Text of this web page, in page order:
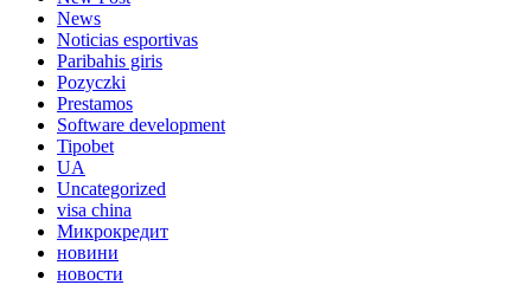
News
Noticias esportivas
Paribahis giris
Pozyczki
Prestamos
Software development
Tipobet
UA
Uncategorized
visa china
Микрокредит
новини
новости